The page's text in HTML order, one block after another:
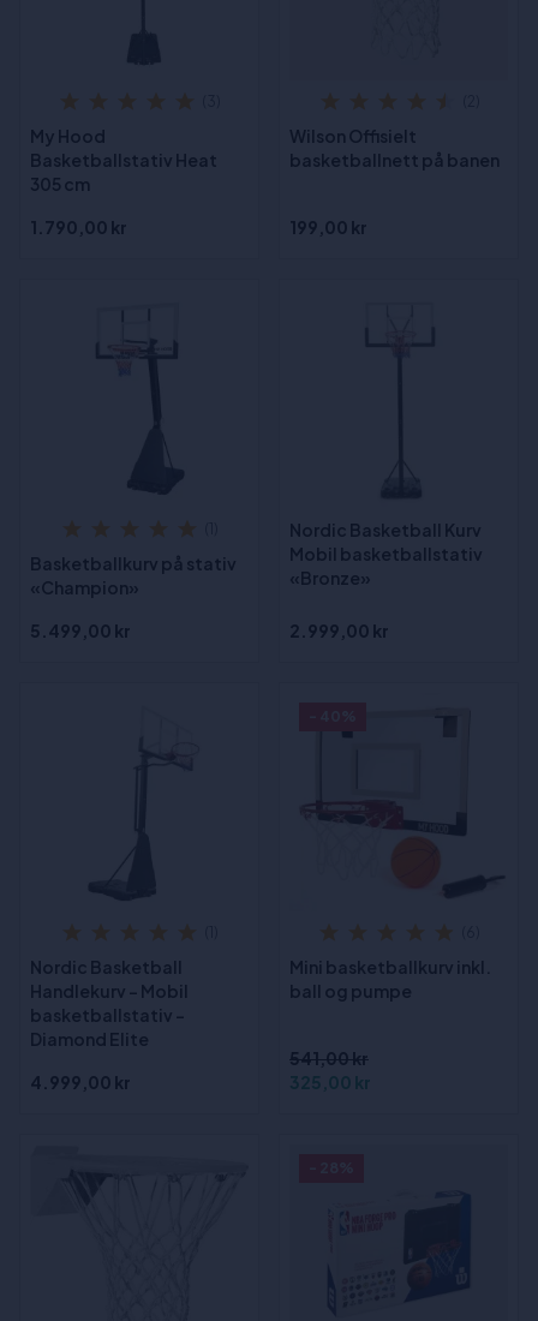
My Hood
Basketballstativ Heat
305 cm
1.790,00 kr
Wilson Offisielt
basketballnett på banen
199,00 kr
Basketballkurv på stativ
«Champion»
5.499,00 kr
Nordic Basketball Kurv
Mobil basketballstativ
«Bronze»
2.999,00 kr
Nordic Basketball
Handlekurv – Mobil
basketballstativ –
Diamond Elite
4.999,00 kr
Mini basketballkurv inkl.
ball og pumpe
541,00 kr
325,00 kr